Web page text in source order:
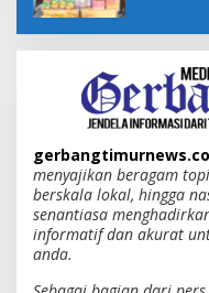
menyajikan beragam
berskala lokal, hingga
senantiasa
informatif dan akurat
anda.